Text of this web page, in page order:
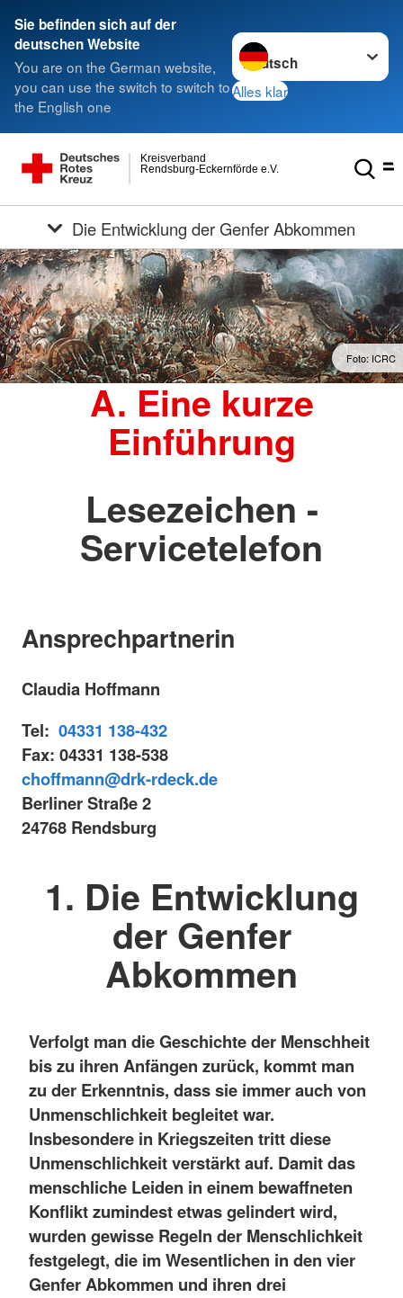
Sie befinden sich auf der
deutschen Website
You are on the German website,
you can use the switch to switch to
the English one
Sprache wechseln zu
Alles klar
Rendsburg-Eckernförde e.V.
Kreisverband
Die Entwicklung der Genfer Abkommen
Foto: ICRC
A. Eine kurze
Einführung
Lesezeichen -
Servicetelefon
Ansprechpartnerin
Claudia Hoffmann
Tel: 04331 138-432
Fax: 04331 138-538
choffmann@drk-rdeck.de
Berliner Straße 2
24768 Rendsburg
1. Die Entwicklung
der Genfer
Abkommen
Verfolgt man die Geschichte der Menschheit
bis zu ihren Anfängen zurück, kommt man
zu der Erkenntnis, dass sie immer auch von
Unmenschlichkeit begleitet war.
Insbesondere in Kriegszeiten tritt diese
Unmenschlichkeit verstärkt auf. Damit das
menschliche Leiden in einem bewaffneten
Konflikt zumindest etwas gelindert wird,
wurden gewisse Regeln der Menschlichkeit
festgelegt, die im Wesentlichen in den vier
Genfer Abkommen und ihren drei